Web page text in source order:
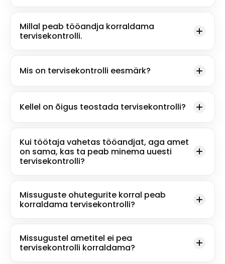
Millal peab tööandja korraldama
tervisekontrolli.
Mis on tervisekontrolli eesmärk?
Kellel on õigus teostada tervisekontrolli?
Kui töötaja vahetas tööandjat, aga amet
on sama, kas ta peab minema uuesti
tervisekontrolli?
Missuguste ohutegurite korral peab
korraldama tervisekontrolli?
Missugustel ametitel ei pea
tervisekontrolli korraldama?